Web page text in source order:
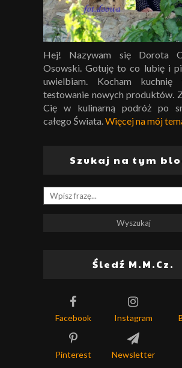
Hej! Nazywam się Dorota
Osowski. Gotuję to co lubię i
uwielbiam. Kocham kuchnię
testowanie nowych produktów.
Cię w kulinarną podróż po
całego Świata.Więcej na mój
Szukaj na tym
Śledź M.M.Cz.
Facebook Instagram
Pinterest Newsletter